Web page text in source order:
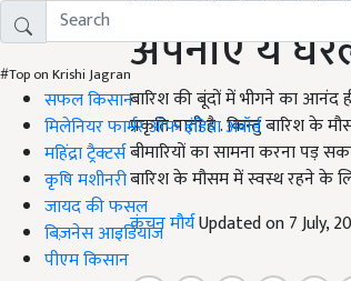
#Top on Krishi Jagran
सफल किसान
मिलेनियर फार्मर ऑफ इंडिया अवॉर्ड
महिंद्रा ट्रैक्टर्स
कृषि मशीनरी
जायद की फसल
बिज़नेस आइडियाज
पीएम किसान
अपनाएं ये
बारिश की बूंदों में भीगने का आनंद
प्रकृति पाती है . किन्तु बारिश के
बीमारियों का सामना करना पड़
बारिश के मौसम में स्वस्थ रहने के
कंचन मौर्यUpdated on 7 July,